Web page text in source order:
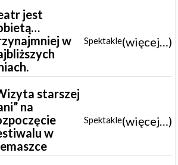
jest
w
Spektakle(więcej…)
starszej
na
w
Spektakle(więcej…)